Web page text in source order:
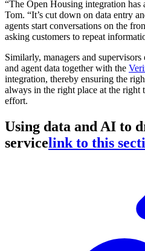
“The Open Housing integration has
Tom. “It’s cut down on data entry
agents start conversations on the
asking customers to repeat
Similarly, managers and
and agent data together with the
integration, thereby ensuring the
always in the right place at the
effort.
Using data and AI to
servicelink to this